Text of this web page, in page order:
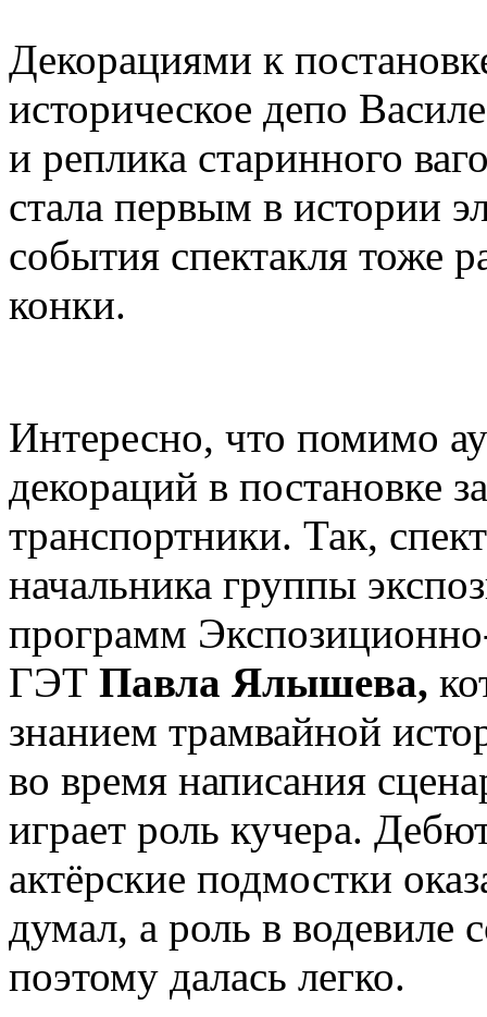
Декорациями к
историческое депо
и реплика старинного
стала первым в истории
события спектакля тоже
конки.
Интересно, что помимо
декораций в постановке
транспортники. Так,
начальника группы
программ
ГЭТ Павла Ялышева,
знанием трамвайной
во время написания
играет роль кучера.
актёрские подмостки
думал, а роль в водевиле
поэтому далась легко.